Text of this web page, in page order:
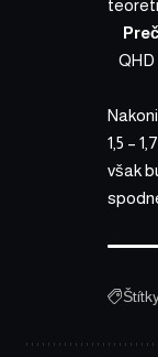
1,5 –
však